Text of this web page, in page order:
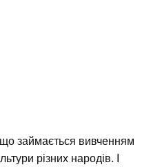
займається вивченням
різних народів. І